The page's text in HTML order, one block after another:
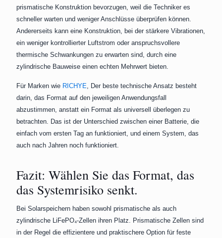
prismatische Konstruktion bevorzugen, weil die Techniker es
schneller warten und weniger Anschlüsse überprüfen können.
Andererseits kann eine Konstruktion, bei der stärkere Vibrationen,
ein weniger kontrollierter Luftstrom oder anspruchsvollere
thermische Schwankungen zu erwarten sind, durch eine
zylindrische Bauweise einen echten Mehrwert bieten.
Für Marken wie RICHYE, Der beste technische Ansatz besteht
darin, das Format auf den jeweiligen Anwendungsfall
abzustimmen, anstatt ein Format als universell überlegen zu
betrachten. Das ist der Unterschied zwischen einer Batterie, die
einfach vom ersten Tag an funktioniert, und einem System, das
auch nach Jahren noch funktioniert.
Fazit: Wählen Sie das Format, das
das Systemrisiko senkt.
Bei Solarspeichern haben sowohl prismatische als auch
zylindrische LiFePO₄-Zellen ihren Platz. Prismatische Zellen sind
in der Regel die effizientere und praktischere Option für feste